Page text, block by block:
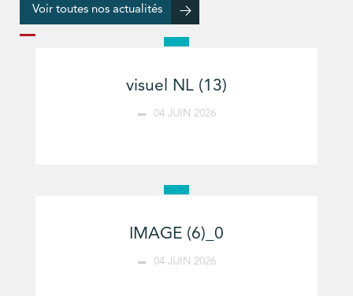
Voir toutes nos actualités
visuel NL (13)
04 JUIN 2026
IMAGE (6)_0
04 JUIN 2026